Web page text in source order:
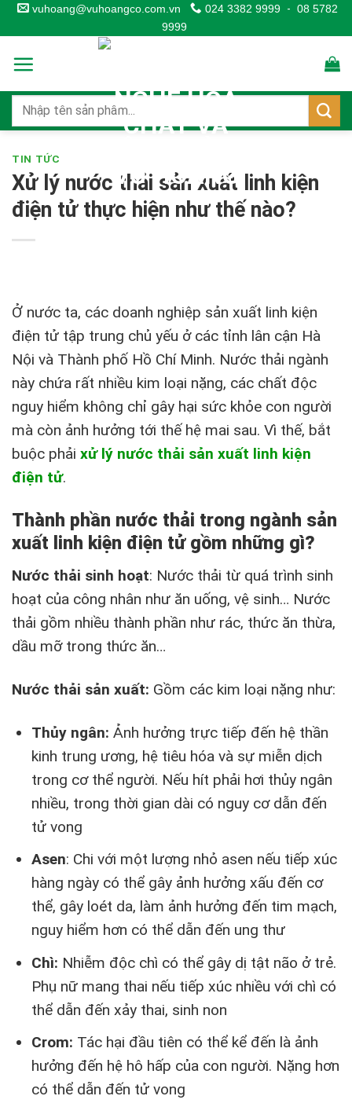
Skip
to
content
vuhoang@vuhoangco.com.vn 024 3382 9999 - 08 5782
9999
TIN TỨC
Xử lý nước thải sản xuất linh kiện
điện tử thực hiện như thế nào?
Ở nước ta, các doanh nghiệp sản xuất linh kiện
điện tử tập trung chủ yếu ở các tỉnh lân cận Hà
Nội và Thành phố Hồ Chí Minh. Nước thải ngành
này chứa rất nhiều kim loại nặng, các chất độc
nguy hiểm không chỉ gây hại sức khỏe con người
mà còn ảnh hưởng tới thế hệ mai sau. Vì thế, bắt
buộc phải xử lý nước thải sản xuất linh kiện
điện tử.
Thành phần nước thải trong ngành sản
xuất linh kiện điện tử gồm những gì?
Nước thải sinh hoạt: Nước thải từ quá trình sinh
hoạt của công nhân như ăn uống, vệ sinh… Nước
thải gồm nhiều thành phần như rác, thức ăn thừa,
dầu mỡ trong thức ăn…
Nước thải sản xuất: Gồm các kim loại nặng như:
Thủy ngân: Ảnh hưởng trực tiếp đến hệ thần
kinh trung ương, hệ tiêu hóa và sự miễn dịch
trong cơ thể người. Nếu hít phải hơi thủy ngân
nhiều, trong thời gian dài có nguy cơ dẫn đến
tử vong
Asen: Chi với một lượng nhỏ asen nếu tiếp xúc
hàng ngày có thể gây ảnh hưởng xấu đến cơ
thể, gây loét da, làm ảnh hưởng đến tim mạch,
nguy hiểm hơn có thể dẫn đến ung thư
Chì: Nhiễm độc chì có thể gây dị tật não ở trẻ.
Phụ nữ mang thai nếu tiếp xúc nhiều với chì có
thể dẫn đến xảy thai, sinh non
Crom: Tác hại đầu tiên có thể kể đến là ảnh
hưởng đến hệ hô hấp của con người. Nặng hơn
có thể dẫn đến tử vong